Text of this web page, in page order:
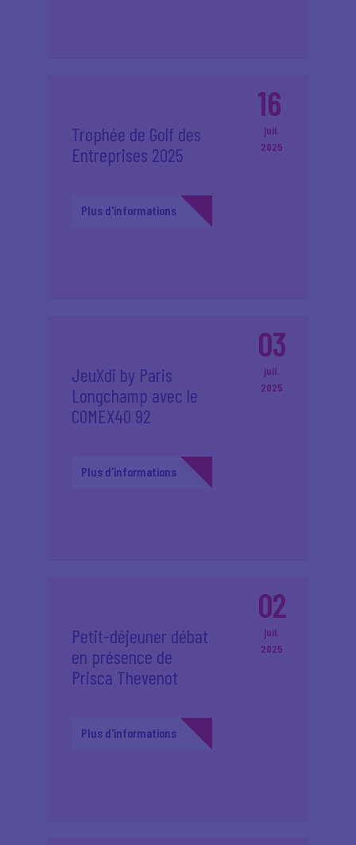
16
juil.
2025
Trophée de Golf des
Entreprises 2025
Plus d'informations
03
juil.
2025
JeuXdi by Paris
Longchamp avec le
COMEX40 92
Plus d'informations
02
juil.
2025
Petit-déjeuner débat
en présence de
Prisca Thevenot
Plus d'informations